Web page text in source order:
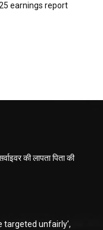
earnings report
की लापता पिता की
targeted unfairly’,